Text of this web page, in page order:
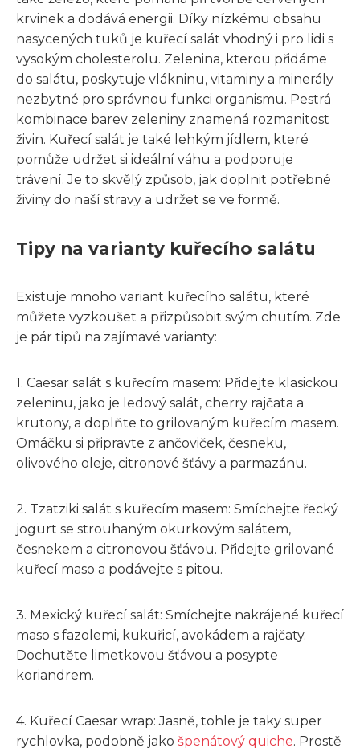
krvinek a dodává energii. Díky nízkému obsahu
nasycených tuků je kuřecí salát vhodný i pro lidi s
vysokým cholesterolu. Zelenina, kterou přidáme
do salátu, poskytuje vlákninu, vitaminy a minerály
nezbytné pro správnou funkci organismu. Pestrá
kombinace barev zeleniny znamená rozmanitost
živin. Kuřecí salát je také lehkým jídlem, které
pomůže udržet si ideální váhu a podporuje
trávení. Je to skvělý způsob, jak doplnit potřebné
živiny do naší stravy a udržet se ve formě.
Tipy na varianty kuřecího salátu
Existuje mnoho variant kuřecího salátu, které
můžete vyzkoušet a přizpůsobit svým chutím. Zde
je pár tipů na zajímavé varianty:
1. Caesar salát s kuřecím masem: Přidejte klasickou
zeleninu, jako je ledový salát, cherry rajčata a
krutony, a doplňte to grilovaným kuřecím masem.
Omáčku si připravte z ančoviček, česneku,
olivového oleje, citronové šťávy a parmazánu.
2. Tzatziki salát s kuřecím masem: Smíchejte řecký
jogurt se strouhaným okurkovým salátem,
česnekem a citronovou šťávou. Přidejte grilované
kuřecí maso a podávejte s pitou.
3. Mexický kuřecí salát: Smíchejte nakrájené kuřecí
maso s fazolemi, kukuřicí, avokádem a rajčaty.
Dochutěte limetkovou šťávou a posypte
koriandrem.
4. Kuřecí Caesar wrap: Jasně, tohle je taky super
rychlovka, podobně jako špenátový quiche. Prostě